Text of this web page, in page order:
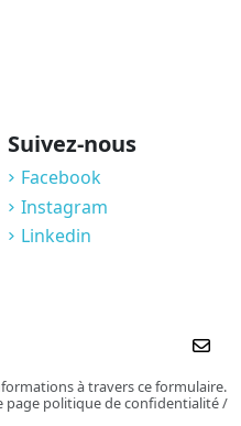
Suivez-nous
Facebook
Instagram
Linkedin
à travers ce formulaire.
page politique de confidentialité /